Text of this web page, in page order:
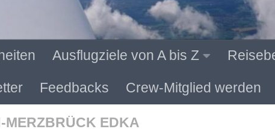
Ausflugziele von A bis Z
Feedbacks Crew-Mitglied werden
MERZBRÜCK EDKA